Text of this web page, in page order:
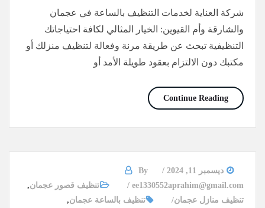
شركة العناية لخدمات التنظيف بالساعة في عجمان
والشارقة وأم القيوين: الخيار المثالي لكافة احتياجاتك
التنظيفية تبحث عن طريقة مرنة وفعالة لتنظيف منزلك أو
مكتبك دون الالتزام بعقود طويلة الأمد أو
Continue Readingشركات تنظيف في عجمان بالساعات /0565736207 /خصم 30%
ديسمبر 11, 2024
By
ee1330552aprahim@gmail.com
تنظيف قصور عجمان,
تنظيف منازل عجمان
تنظيف بالساعة عجمان,